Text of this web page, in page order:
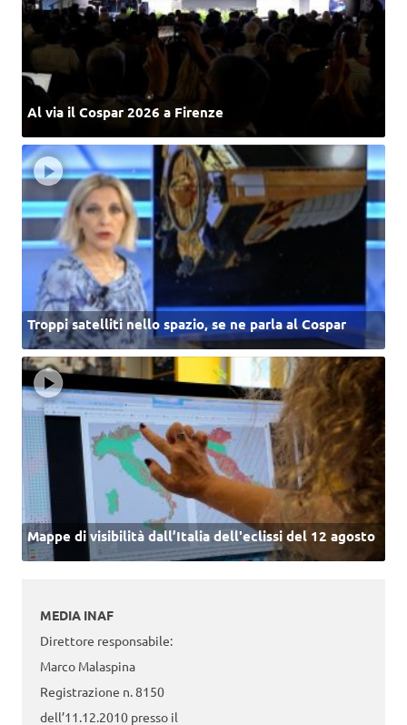
Al via il Cospar 2026 a Firenze
Troppi satelliti nello spazio, se ne parla al Cospar
Mappe di visibilità dall’Italia dell'eclissi del 12 agosto
MEDIA INAF
Direttore responsabile:
Marco Malaspina
Registrazione n. 8150
dell’11.12.2010 presso il